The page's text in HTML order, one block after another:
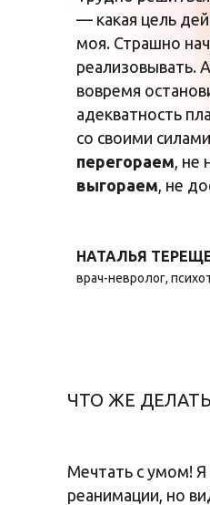
— какая цель
моя. Страшно
реализовывать.
вовремя
адекватность
со своими
перегораем, не
выгораем, не
НАТАЛЬЯ
врач-невролог,
ЧТО ЖЕ
Мечтать с умом! Я
реанимации, но